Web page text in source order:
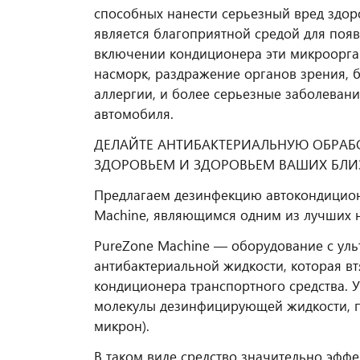
способных нанести серьезный вред
является благоприятной средой для
включении кондиционера эти
насморк, раздражение органов зрения,
аллергии, и более серьезные
автомобиля.
ДЕЛАЙТЕ АНТИБАКТЕРИАЛЬНУЮ
ЗДОРОВЬЕМ И ЗДОРОВЬЕМ ВАШИХ
Предлагаем дезинфекцию
Machine, являющимся одним из лучших
PureZone Machine — оборудование с
антибактериальной жидкости, которая
кондиционера транспортного средства.
молекулы дезинфицирующей жидкости,
микрон).